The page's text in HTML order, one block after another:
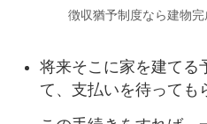
徴収猶予制度なら建物
将来そこに家を建てる
て、支払いを待っても